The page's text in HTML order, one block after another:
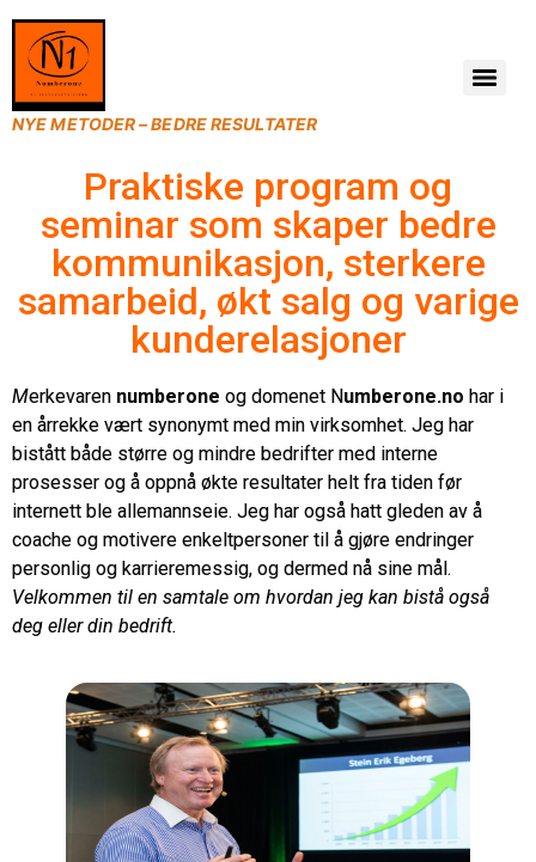
NYE METODER – BEDRE RESULTATER
Praktiske program og
seminar som skaper bedre
kommunikasjon, sterkere
samarbeid, økt salg og varige
kunderelasjoner
Merkevaren numberone og domenet Numberone.no har i
en årrekke vært synonymt med min virksomhet. Jeg har
bistått både større og mindre bedrifter med interne
prosesser og å oppnå økte resultater helt fra tiden før
internett ble allemannseie. Jeg har også hatt gleden av å
coache og motivere enkeltpersoner til å gjøre endringer
personlig og karrieremessig, og dermed nå sine mål.
Velkommen til en samtale om hvordan jeg kan bistå også
deg eller din bedrift.